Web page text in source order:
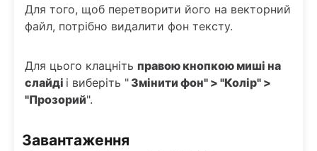
Для того, щоб перетворити його на векторний
файл, потрібно видалити фон тексту.
Для цього клацніть правою кнопкою миші на
слайді і виберіть " Змінити фон" > "Колір" >
"Прозорий".
Завантаження